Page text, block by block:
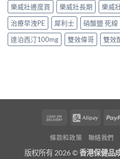
樂威壯邊度買
樂威壯長期 樂威
治療早洩PE
犀利士 硝酸鹽 死線
達泊西汀100mg
雙效偉哥 雙效
Cash
Delivery
Alipay
條款和政策 聯絡我們
版权所有 2026 ©香港保健品